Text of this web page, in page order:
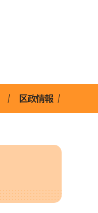
区政情報